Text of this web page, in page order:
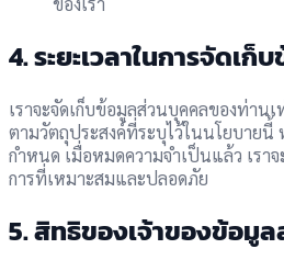
4. ระยะเวลาในการจัดเก็
เราจะจัดเก็บข้อมูลส่วนบุคคลของท่าน
ตามวัตถุประสงค์ที่ระบุไว้ในนโยบาย
กำหนด เมื่อหมดความจำเป็นแล้ว เรา
การที่เหมาะสมและปลอดภัย
5. สิทธิของเจ้าของข้อมู